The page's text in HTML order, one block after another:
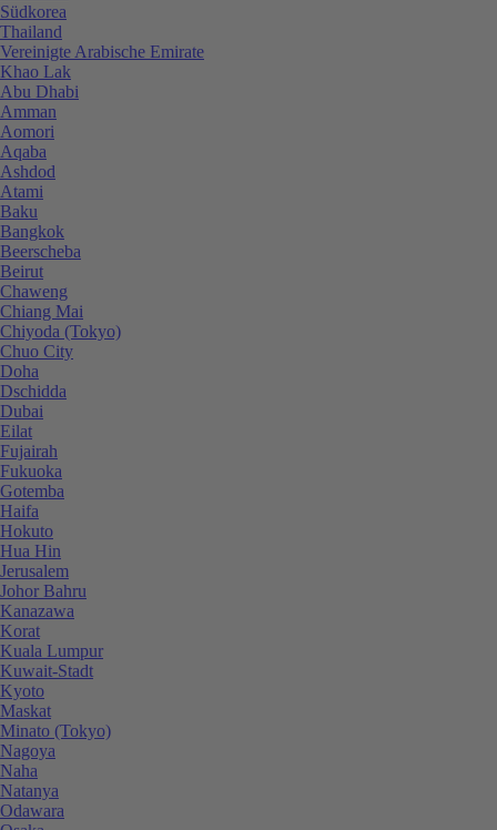
Südkorea
Thailand
Vereinigte Arabische Emirate
Khao Lak
Abu Dhabi
Amman
Aomori
Aqaba
Ashdod
Atami
Baku
Bangkok
Beerscheba
Beirut
Chaweng
Chiang Mai
Chiyoda (Tokyo)
Chuo City
Doha
Dschidda
Dubai
Eilat
Fujairah
Fukuoka
Gotemba
Haifa
Hokuto
Hua Hin
Jerusalem
Johor Bahru
Kanazawa
Korat
Kuala Lumpur
Kuwait-Stadt
Kyoto
Maskat
Minato (Tokyo)
Nagoya
Naha
Natanya
Odawara